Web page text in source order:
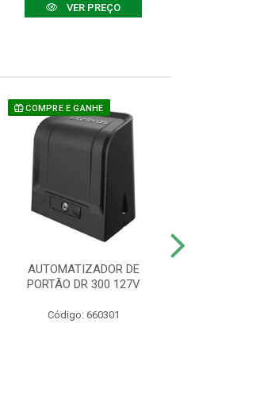
VER PREÇO
COMPRE E GANHE
AUTOMATIZADOR DE
PORTÃO DR 300 127V
Código: 660301